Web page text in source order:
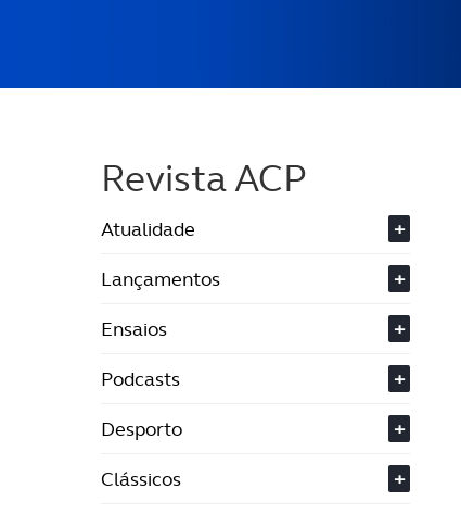
Revista ACP
Atualidade
+
Lançamentos
+
Ensaios
+
Podcasts
+
Desporto
+
Clássicos
+